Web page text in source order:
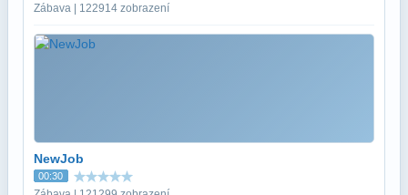
Zábava | 122914 zobrazení
NewJob
00:30